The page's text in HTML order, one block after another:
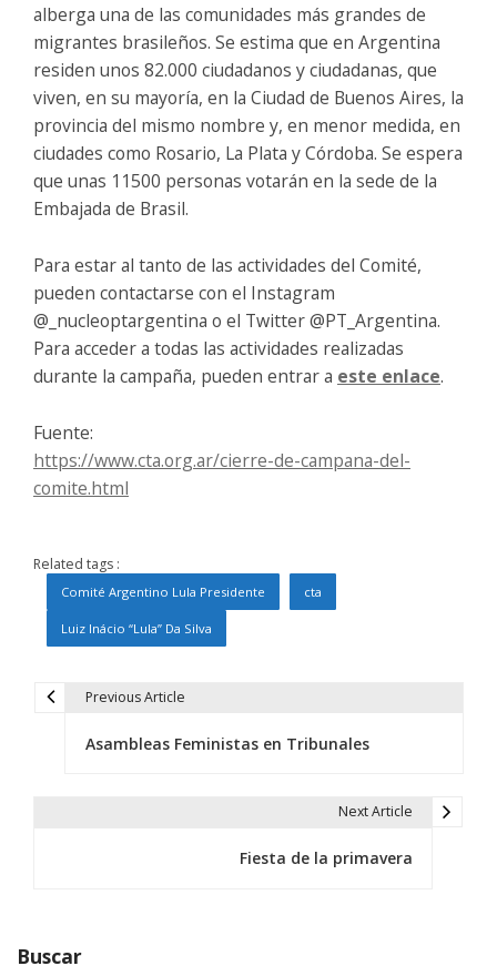
alberga una de las comunidades más grandes de
migrantes brasileños. Se estima que en Argentina
residen unos 82.000 ciudadanos y ciudadanas, que
viven, en su mayoría, en la Ciudad de Buenos Aires, la
provincia del mismo nombre y, en menor medida, en
ciudades como Rosario, La Plata y Córdoba. Se espera
que unas 11500 personas votarán en la sede de la
Embajada de Brasil.
Para estar al tanto de las actividades del Comité,
pueden contactarse con el Instagram
@_nucleoptargentina o el Twitter @PT_Argentina.
Para acceder a todas las actividades realizadas
durante la campaña, pueden entrar a este enlace.
Fuente:
https://www.cta.org.ar/cierre-de-campana-del-
comite.html
Related tags :
Comité Argentino Lula Presidente cta
Luiz Inácio “Lula” Da Silva
c
Previous Article
Asambleas Feministas en Tribunales
Next Article
Fiesta de la primavera
Buscar